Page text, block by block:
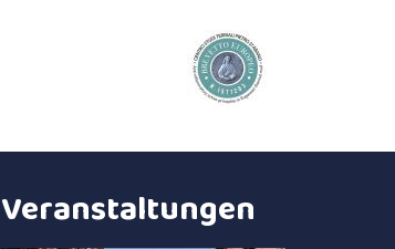
Veranstaltungen